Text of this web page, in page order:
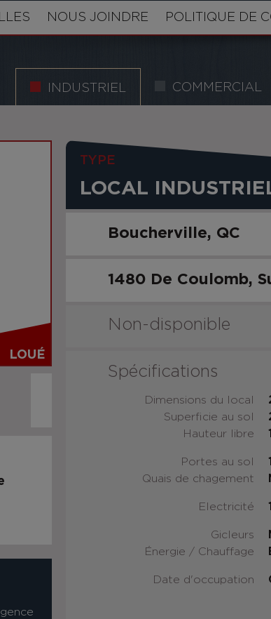
NOUS JOINDRE POLITIQUE DE
INDUSTRIEL COMMERCIAL
LOUÉ
TYPE
LOCAL
Boucherville QC
1480 De Coulomb,
Non-disponible
Spécifications
Dimensions du local
Superficie au sol
Hauteur libre
Portes au sol
Quais de chagement
Electricité
Gicleurs
Énergie / Chauffage
Date d'occupation